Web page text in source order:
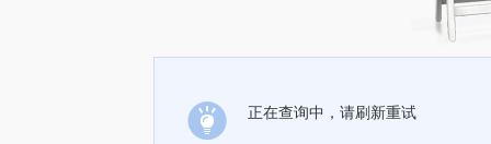
正在查询中，请刷新重试